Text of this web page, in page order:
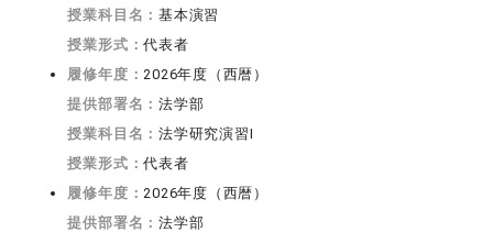
授業科目名：基本演習
授業形式：代表者
履修年度：2026年度（西暦）
提供部署名：法学部
授業科目名：法学研究演習I
授業形式：代表者
履修年度：2026年度（西暦）
提供部署名：法学部